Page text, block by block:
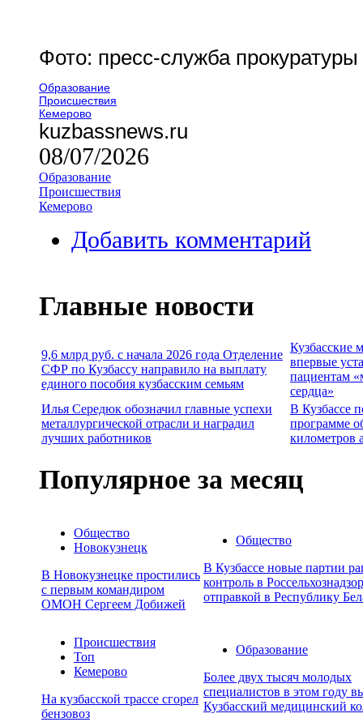
Фото: пресс-служба прокуратуры
Образование
Происшествия
Кемерово
kuzbassnews.ru
08/07/2026
Образование
Происшествия
Кемерово
Добавить комментарий
Главные новости
9,6 млрд руб. с начала 2026 года Отделение
СФР по Кузбассу направило на выплату
единого пособия кузбасским семьям
Кузбасские
впервые
пациентам
сердца»
Илья Середюк обозначил главные успехи
металлургической отрасли и наградил
лучших работников
В Кузбассе
программе
километров
Популярное за месяц
Общество
Новокузнецк
В Новокузнецке простились
с первым командиром
ОМОН Сергеем Добижей
Общество
В Кузбассе новые партии
контроль в
отправкой в Республику
Происшествия
Топ
Кемерово
На кузбасской трассе сгорел
бензовоз
Образование
Более двух тысяч молодых
специалистов в этом году
Кузбасский медицинский